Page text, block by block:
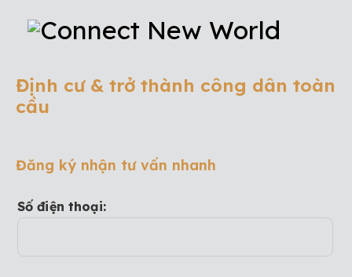
Định cư & trở thành công dân toàn
cầu
Đăng ký nhận tư vấn nhanh
Số điện thoại: